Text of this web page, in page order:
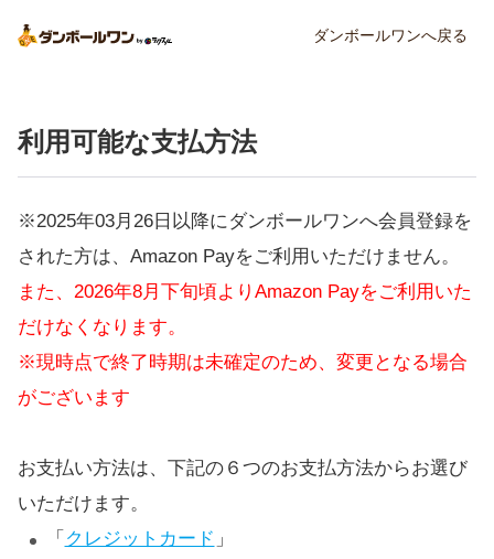
ダンボールワンへ戻る
利用可能な支払方法
※2025年03月26日以降にダンボールワンへ会員登録を
された方は、Amazon Payをご利用いただけません。
また、2026年8月下旬頃よりAmazon Payをご利用いた
だけなくなります。
※現時点で終了時期は未確定のため、変更となる場合
がございます
お支払い方法は、下記の６つのお支払方法からお選び
いただけます。
「 クレジットカード 」